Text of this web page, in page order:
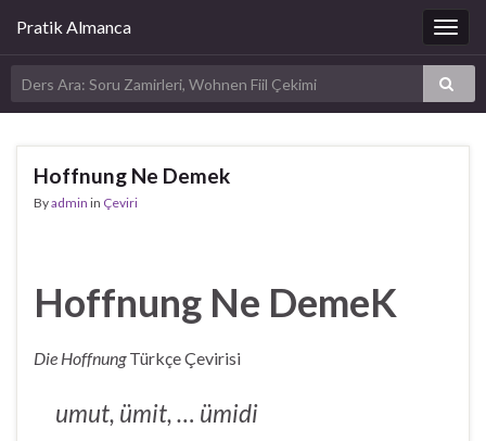
Pratik Almanca
Hoffnung Ne Demek
Byadmin in Çeviri
Hoffnung Ne DemeK
Die HoffnungTürkçe Çevirisi
umut, ümit, … ümidi